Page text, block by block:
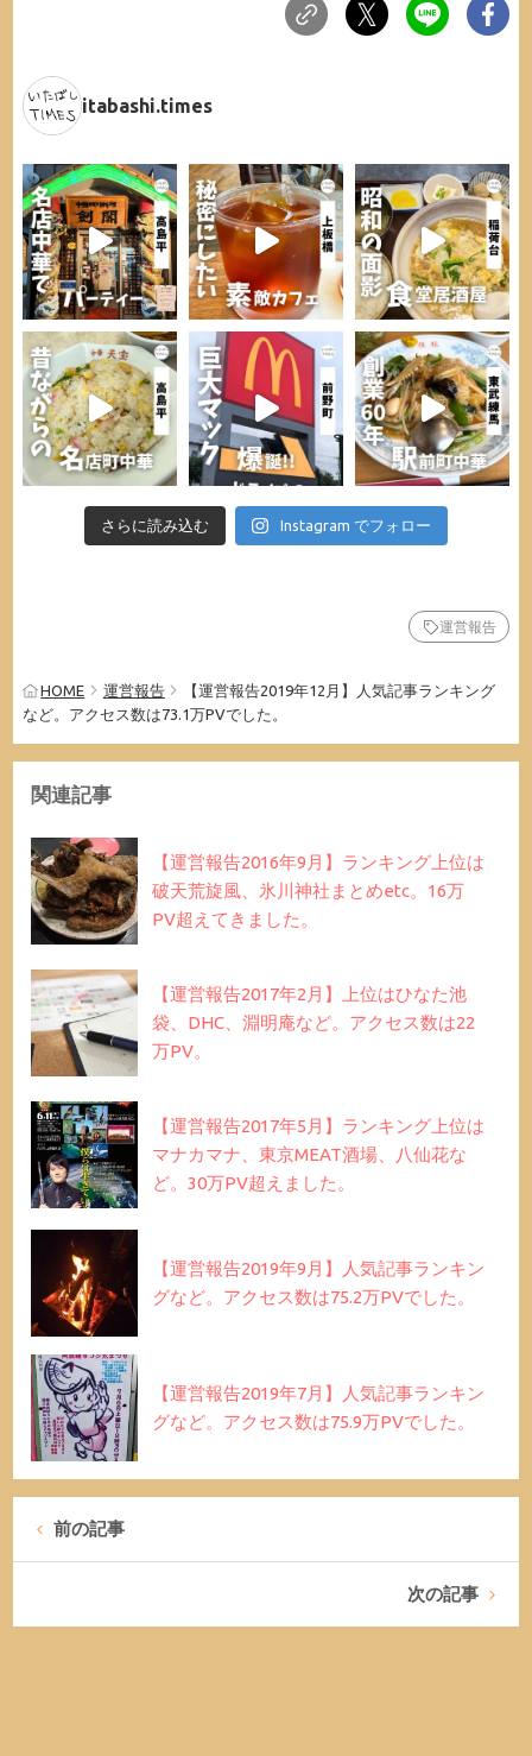
itabashi.times
さらに読み込む Instagram でフォロー
運営報告
HOME 運営報告
【運営報告2019年12月】人気記事ランキング
など。アクセス数は73.1万PVでした。
関連記事
【運営報告2016年9月】ランキング上位は
破天荒旋風、氷川神社まとめetc。16万
PV超えてきました。
【運営報告2017年2月】上位はひなた池
袋、DHC、淵明庵など。アクセス数は22
万PV。
【運営報告2017年5月】ランキング上位は
マナカマナ、東京MEAT酒場、八仙花な
ど。30万PV超えました。
【運営報告2019年9月】人気記事ランキン
グなど。アクセス数は75.2万PVでした。
【運営報告2019年7月】人気記事ランキン
グなど。アクセス数は75.9万PVでした。
前の記事
次の記事